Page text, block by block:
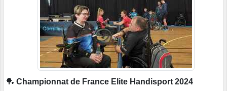
🏓 Championnat de France Elite Handisport 2024